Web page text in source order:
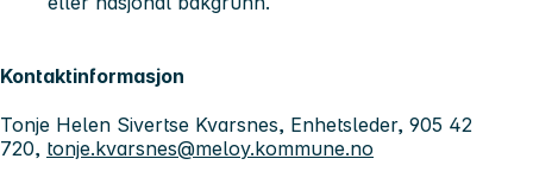
Kontaktinformasjon
Tonje Helen Sivertse Kvarsnes, Enhetsleder, 905 42
720, tonje.kvarsnes@meloy.kommune.no